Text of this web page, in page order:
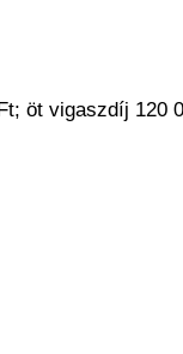
öt vigaszdíj 120